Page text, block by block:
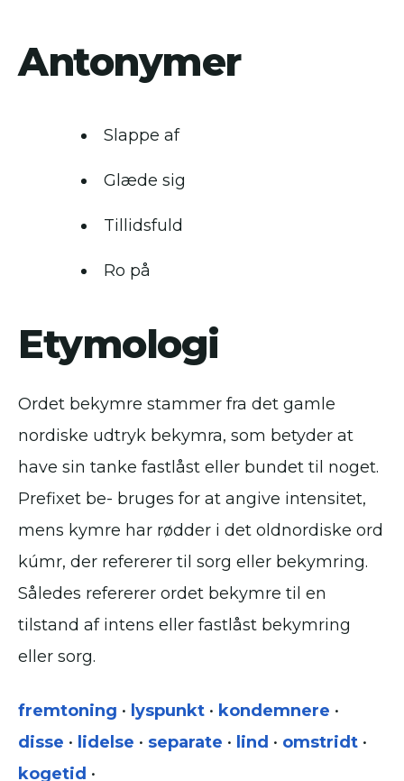
Antonymer
Slappe af
Glæde sig
Tillidsfuld
Ro på
Etymologi
Ordet bekymre stammer fra det gamle
nordiske udtryk bekymra, som betyder at
have sin tanke fastlåst eller bundet til noget.
Prefixet be- bruges for at angive intensitet,
mens kymre har rødder i det oldnordiske ord
kúmr, der refererer til sorg eller bekymring.
Således refererer ordet bekymre til en
tilstand af intens eller fastlåst bekymring
eller sorg.
fremtoning • lyspunkt • kondemnere •
disse • lidelse • separate • lind • omstridt •
kogetid •